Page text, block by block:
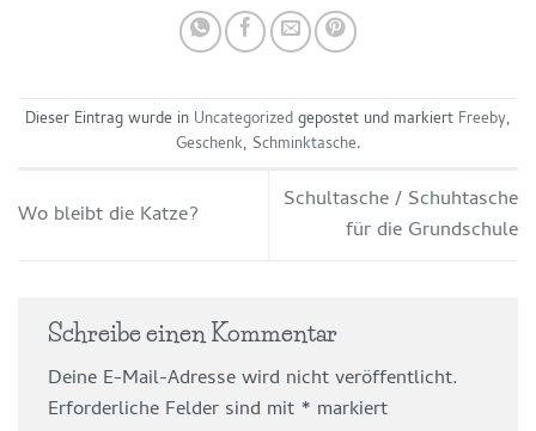
Dieser Eintrag wurde in Uncategorizedgepostet und markiert Freeby,
Geschenk, Schminktasche.
Wo bleibt die Katze?
Schultasche / Schuhtasche
für die Grundschule
Schreibe einen Kommentar
Deine E-Mail-Adresse wird nicht veröffentlicht.
Erforderliche Felder sind mit * markiert